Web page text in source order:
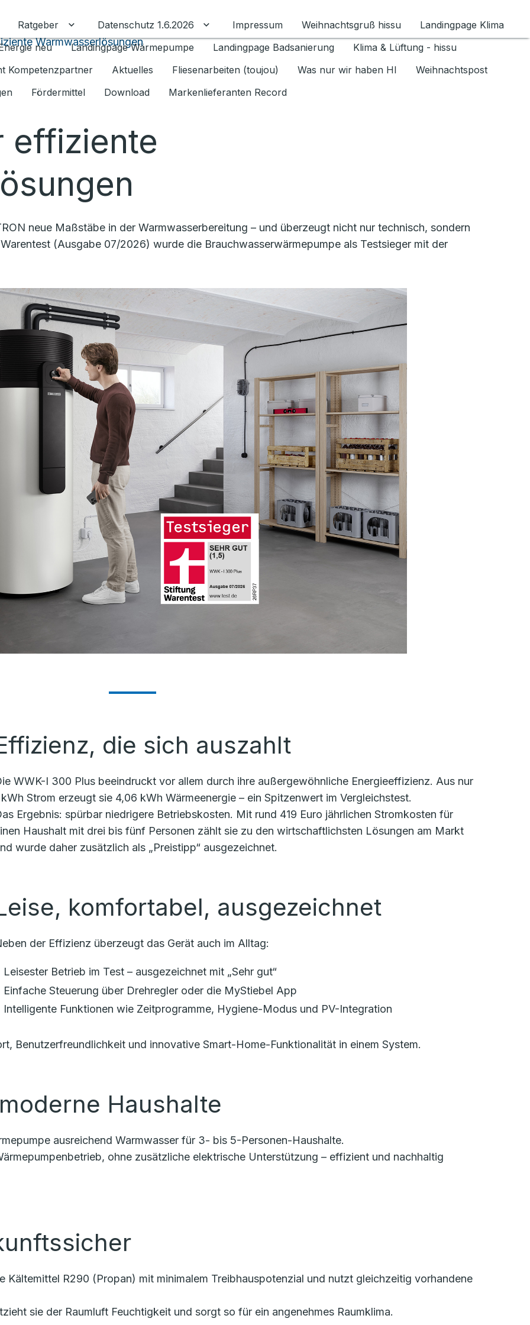
Ratgeber Untermenü für Ratgeber umschalten
Datenschutz 1.6.2026 Untermenü für Datenschutz 1.6.2026 umschalten
Impressum Weihnachtsgruß hissu
Landingpage Klima
neu
Landingpage Wärmepumpe Landingpage Badsanierung
Klima & Lüftung - hissu
Kompetenzpartner
Aktuelles Fliesenarbeiten (toujou) Was nur wir haben HI
Weihnachtspost
Fördermittel Download Markenlieferanten Record
Warmwasserlösungen
effiziente
neue Maßstäbe in der Warmwasserbereitung – und überzeugt nicht nur technisch, sondern
(Ausgabe 07/2026) wurde die Brauchwasserwärmepumpe als Testsieger mit der
die sich auszahlt
WWK-I 300 Plus beeindruckt vor allem durch ihre außergewöhnliche Energieeffizienz. Aus nur
kWh Strom erzeugt sie 4,06 kWh Wärmeenergie – ein Spitzenwert im Vergleichstest.
Ergebnis: spürbar niedrigere Betriebskosten. Mit rund 419 Euro jährlichen Stromkosten für
Haushalt mit drei bis fünf Personen zählt sie zu den wirtschaftlichsten Lösungen am Markt
wurde daher zusätzlich als „Preistipp“ ausgezeichnet.
komfortabel, ausgezeichnet
der Effizienz überzeugt das Gerät auch im Alltag:
Leisester Betrieb im Test – ausgezeichnet mit „Sehr gut“
Einfache Steuerung über Drehregler oder die MyStiebel App
Intelligente Funktionen wie Zeitprogramme, Hygiene-Modus und PV-Integration
Benutzerfreundlichkeit und innovative Smart-Home-Funktionalität in einem System.
Haushalte
ausreichend Warmwasser für 3- bis 5-Personen-Haushalte.
ohne zusätzliche elektrische Unterstützung – effizient und nachhaltig
R290 (Propan) mit minimalem Treibhauspotenzial und nutzt gleichzeitig vorhandene
sie der Raumluft Feuchtigkeit und sorgt so für ein angenehmes Raumklima.